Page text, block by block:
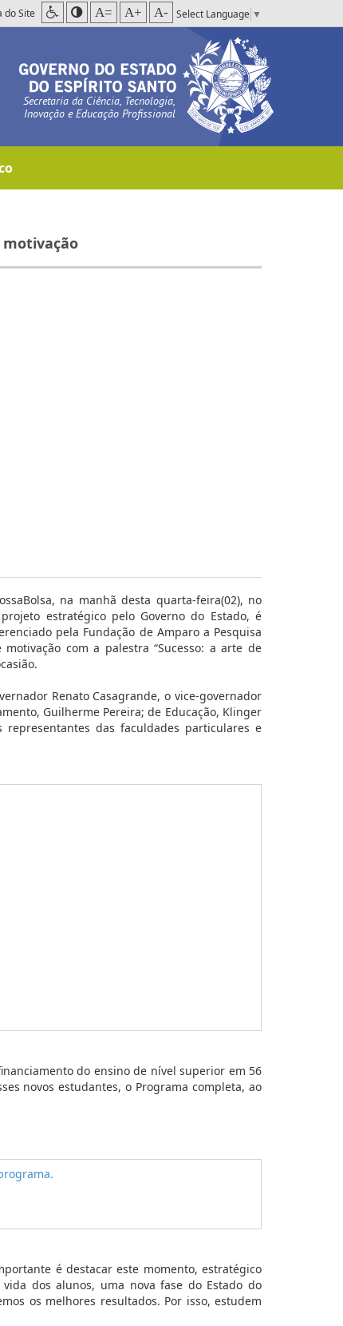
do Site A= A+ A- Select Language ▼
Secretaria da Ciência, Tecnologia,
Inovação e Educação Profissional
na manhã desta quarta-feira(02), no
estratégico pelo Governo do Estado, é
pela Fundação de Amparo a Pesquisa
com a palestra “Sucesso: a arte de
Renato Casagrande, o vice-governador
Guilherme Pereira; de Educação, Klinger
das faculdades particulares e
do ensino de nível superior em 56
novos estudantes, o Programa completa, ao
é destacar este momento, estratégico
dos alunos, uma nova fase do Estado do
os melhores resultados. Por isso, estudem